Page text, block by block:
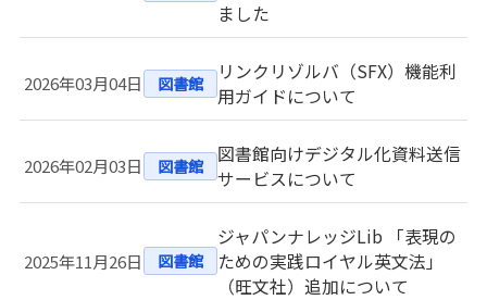
ました
2026年03月04日 図書館
リンクリゾルバ（SFX）機能利
用ガイドについて
2026年02月03日 図書館
図書館向けデジタル化資料送信
サービスについて
2025年11月26日 図書館
ジャパンナレッジLib 「表現の
ための実践ロイヤル英文法」
（旺文社）追加について